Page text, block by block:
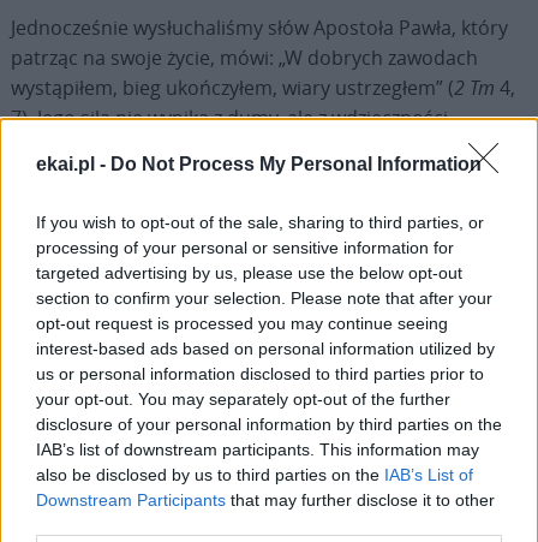
ekai.pl - Do Not Process My Personal Information
If you wish to opt-out of the sale, sharing to third parties, or
processing of your personal or sensitive information for
targeted advertising by us, please use the below opt-out
section to confirm your selection. Please note that after your
opt-out request is processed you may continue seeing
interest-based ads based on personal information utilized by
us or personal information disclosed to third parties prior to
your opt-out. You may separately opt-out of the further
disclosure of your personal information by third parties on the
IAB’s list of downstream participants. This information may
also be disclosed by us to third parties on the IAB’s List of
Downstream Participants that may further disclose it to other
Jednocześnie wysłuchaliśmy słów Apostoła Pawła, który
patrząc na swoje życie, mówi: „W dobrych zawodach
wystąpiłem, bieg ukończyłem, wiary ustrzegłem” (2 Tm 4,
7). Jego siła nie wynika z dumy, ale z wdzięczności,
drogę służby Kościołowi w Przedstawicielstwach
Papieskich w Senegalu i w swojej ojczyźnie, Polsce, przy
Organizacjach Międzynarodowych w Wiedniu oraz w
Sekretariacie Stanu, jakoMinutantei Podsekretarz ds.
Stosunków z Państwami, przeżyłeś dyplomację jako
posłuszeństwo prawdzie Ewangelii, z dyskrecją i
kompetencją, z szacunkiem i oddaniem, za co jestem ci
wdzięczny. Teraz Pan prosi, aby ten dar stał się
ojcostwem duszpasterskim: byś był ojcem, pasterzem i
świadkiem nadziei w kraju naznaczonym bólem i